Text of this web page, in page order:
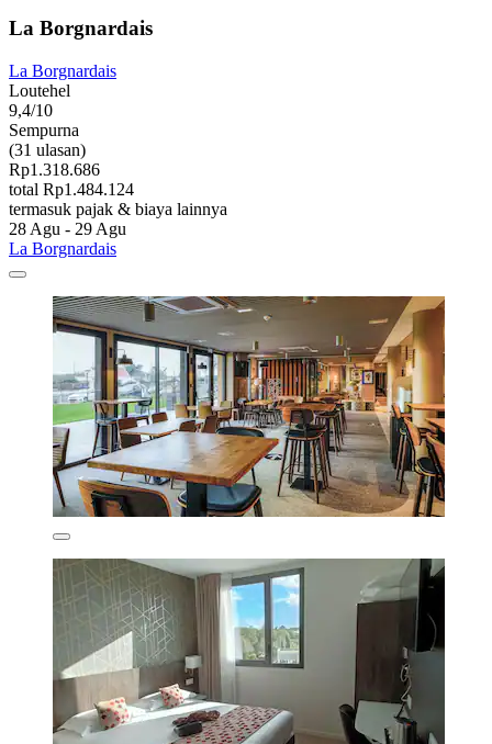
La Borgnardais
La Borgnardais
Loutehel
9,4/10
Sempurna
(31 ulasan)
Rp1.318.686
total Rp1.484.124
termasuk pajak & biaya lainnya
28 Agu - 29 Agu
La Borgnardais